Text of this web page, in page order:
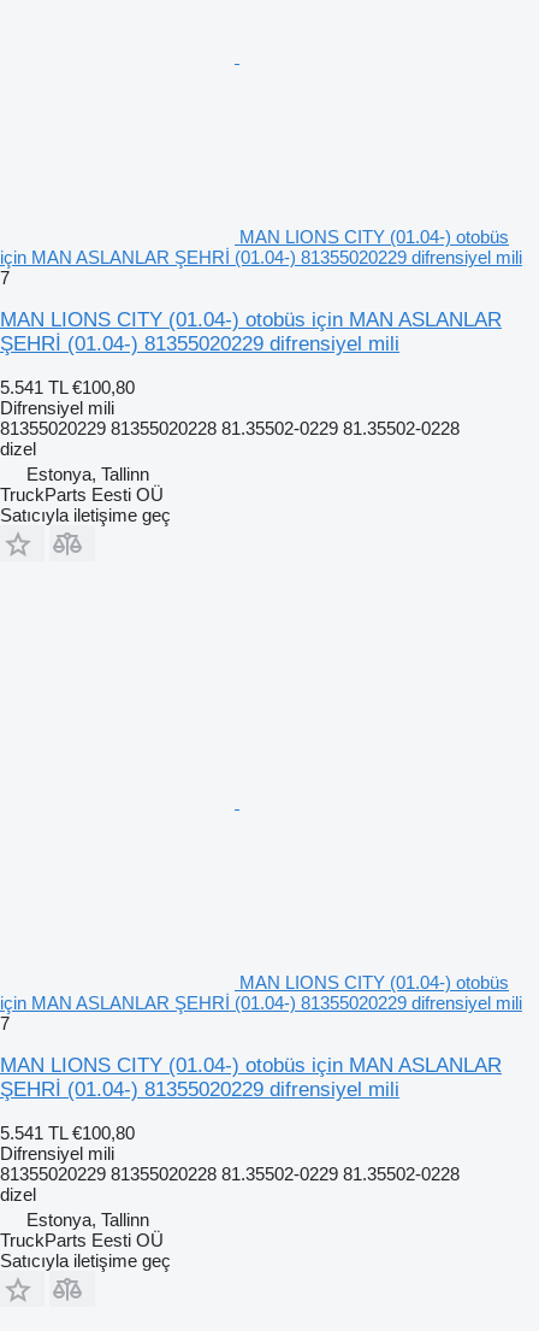
MAN LIONS CITY (01.04-) otobüs
için MAN ASLANLAR ŞEHRİ (01.04-) 81355020229 difrensiyel mili
7
MAN LIONS CITY (01.04-) otobüs için MAN ASLANLAR
ŞEHRİ (01.04-) 81355020229 difrensiyel mili
5.541 TL €100,80
Difrensiyel mili
81355020229 81355020228 81.35502-0229 81.35502-0228
dizel
Estonya, Tallinn
TruckParts Eesti OÜ
Satıcıyla iletişime geç
MAN LIONS CITY (01.04-) otobüs
için MAN ASLANLAR ŞEHRİ (01.04-) 81355020229 difrensiyel mili
7
MAN LIONS CITY (01.04-) otobüs için MAN ASLANLAR
ŞEHRİ (01.04-) 81355020229 difrensiyel mili
5.541 TL €100,80
Difrensiyel mili
81355020229 81355020228 81.35502-0229 81.35502-0228
dizel
Estonya, Tallinn
TruckParts Eesti OÜ
Satıcıyla iletişime geç